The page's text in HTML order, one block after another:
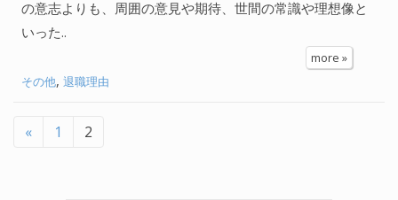
の意志よりも、周囲の意見や期待、世間の常識や理想像と
いった..
more »
その他, 退職理由
« 1 2